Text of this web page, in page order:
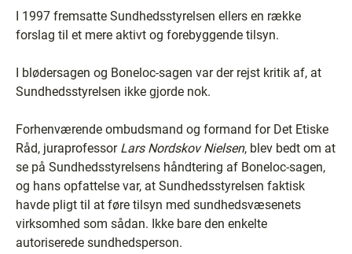
I 1997 fremsatte Sundhedsstyrelsen ellers en række
forslag til et mere aktivt og forebyggende tilsyn.
I blødersagen og Boneloc-sagen var der rejst kritik af, at
Sundhedsstyrelsen ikke gjorde nok.
Forhenværende ombudsmand og formand for Det Etiske
Råd, juraprofessor Lars Nordskov Nielsen, blev bedt om at
se på Sundhedsstyrelsens håndtering af Boneloc-sagen,
og hans opfattelse var, at Sundhedsstyrelsen faktisk
havde pligt til at føre tilsyn med sundhedsvæsenets
virksomhed som sådan. Ikke bare den enkelte
autoriserede sundhedsperson.